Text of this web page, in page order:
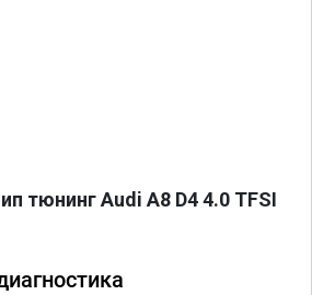
тюнинг Audi A8 D4 4.0 TFSI